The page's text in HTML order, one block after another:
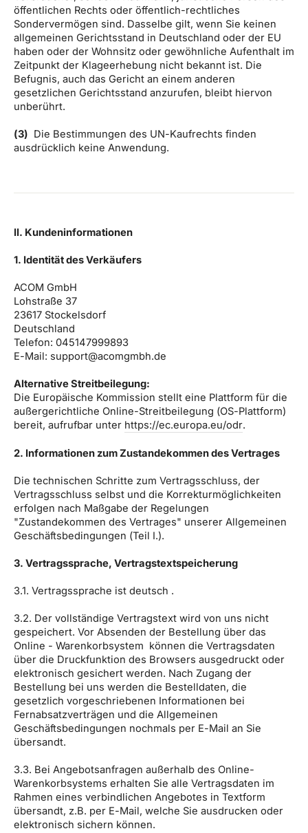
öffentlichen Rechts oder öffentlich-rechtliches
Sondervermögen sind. Dasselbe gilt, wenn Sie keinen
allgemeinen Gerichtsstand in Deutschland oder der EU
haben oder der Wohnsitz oder gewöhnliche Aufenthalt im
Zeitpunkt der Klageerhebung nicht bekannt ist. Die
Befugnis, auch das Gericht an einem anderen
gesetzlichen Gerichtsstand anzurufen, bleibt hiervon
unberührt.
(3) Die Bestimmungen des UN-Kaufrechts finden
ausdrücklich keine Anwendung.
II. Kundeninformationen
1. Identität des Verkäufers
ACOM GmbH
Lohstraße 37
23617 Stockelsdorf
Deutschland
Telefon: 045147999893
E-Mail: support@acomgmbh.de
Alternative Streitbeilegung:
Die Europäische Kommission stellt eine Plattform für die
außergerichtliche Online-Streitbeilegung (OS-Plattform)
bereit, aufrufbar unter https://ec.europa.eu/odr.
2. Informationen zum Zustandekommen des Vertrages
Die technischen Schritte zum Vertragsschluss, der
Vertragsschluss selbst und die Korrekturmöglichkeiten
erfolgen nach Maßgabe der Regelungen
"Zustandekommen des Vertrages" unserer Allgemeinen
Geschäftsbedingungen (Teil I.).
3. Vertragssprache, Vertragstextspeicherung
3.1. Vertragssprache ist deutsch .
3.2. Der vollständige Vertragstext wird von uns nicht
gespeichert. Vor Absenden der Bestellung über das
Online - Warenkorbsystem können die Vertragsdaten
über die Druckfunktion des Browsers ausgedruckt oder
elektronisch gesichert werden. Nach Zugang der
Bestellung bei uns werden die Bestelldaten, die
gesetzlich vorgeschriebenen Informationen bei
Fernabsatzverträgen und die Allgemeinen
Geschäftsbedingungen nochmals per E-Mail an Sie
übersandt.
3.3. Bei Angebotsanfragen außerhalb des Online-
Warenkorbsystems erhalten Sie alle Vertragsdaten im
Rahmen eines verbindlichen Angebotes in Textform
übersandt, z.B. per E-Mail, welche Sie ausdrucken oder
elektronisch sichern können.